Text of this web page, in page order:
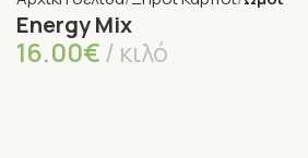
Energy Mix
16.00€ κιλό